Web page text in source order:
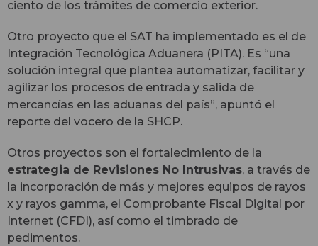
ciento de los trámites de comercio exterior.
Otro proyecto que el SAT ha implementado es el de
Integración Tecnológica Aduanera (PITA). Es “una
solución integral que plantea automatizar, facilitar y
agilizar los procesos de entrada y salida de
mercancías en las aduanas del país”, apuntó el
reporte del vocero de la SHCP.
Otros proyectos son el fortalecimiento de la
estrategia de Revisiones No Intrusivas, a través de
la incorporación de más y mejores equipos de rayos
x y rayos gamma, el Comprobante Fiscal Digital por
Internet (CFDI), así como el timbrado de
pedimentos.